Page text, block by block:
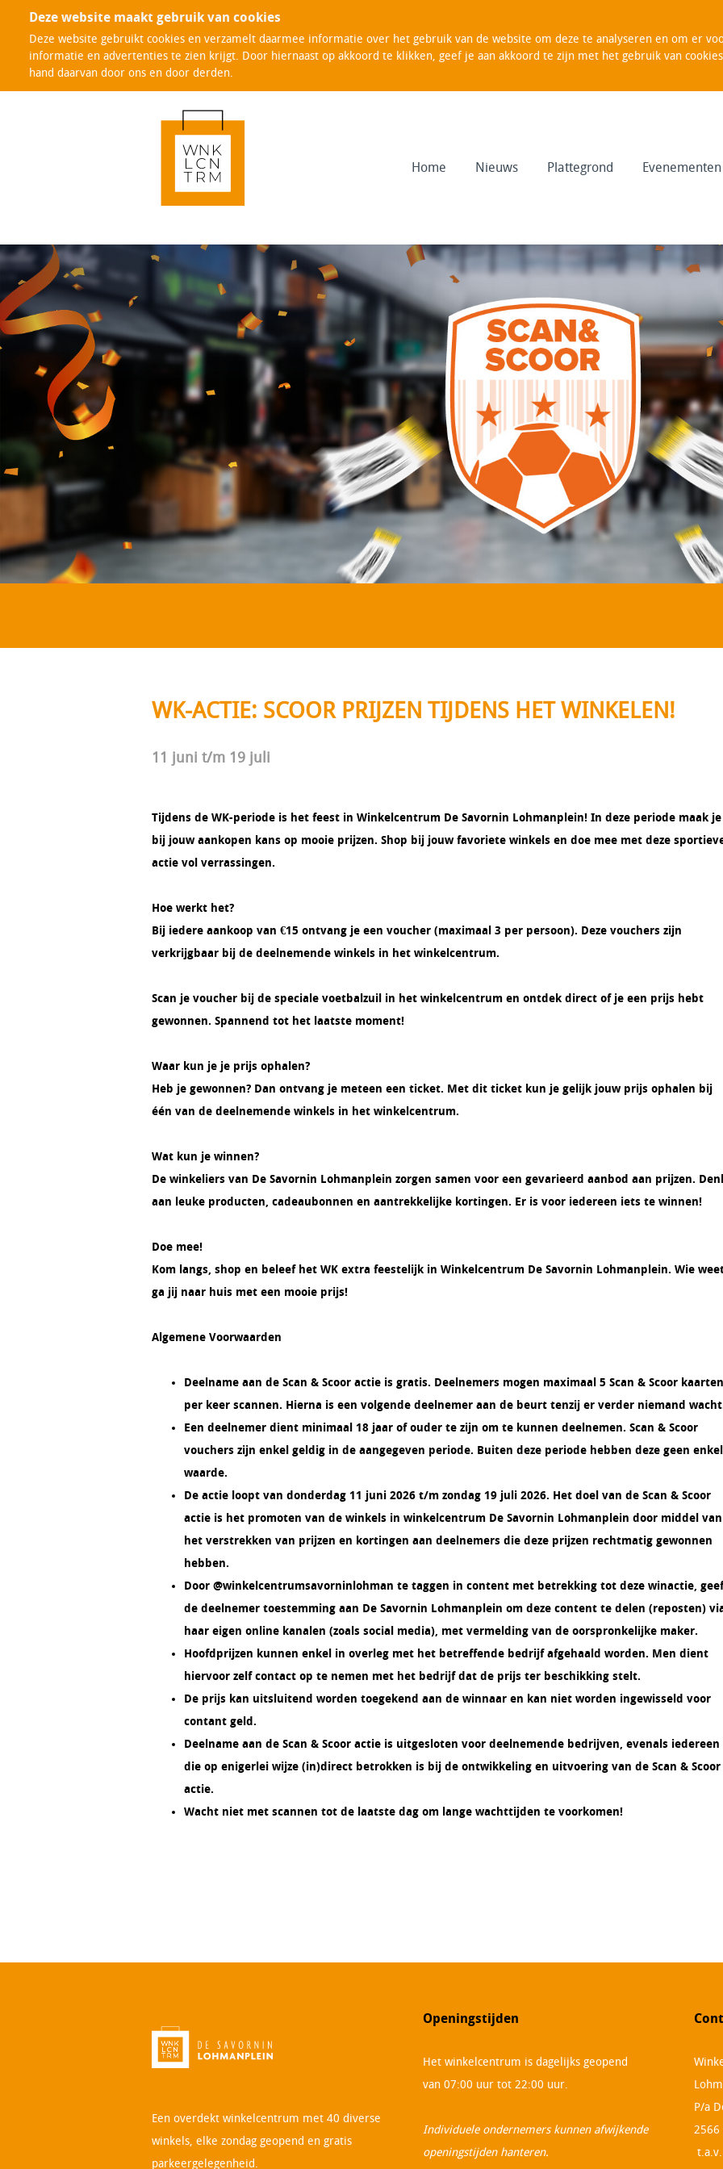
Deze website maakt gebruik van cookies
Deze website gebruikt cookies en verzamelt daarmee informatie over het gebruik van de website om deze te analyseren en om er
informatie en advertenties te zien krijgt. Door hiernaast op akkoord te klikken, geef je aan akkoord te zijn met het gebruik van
hand daarvan door ons en door derden.
Home Nieuws Plattegrond Evenementen
WK-ACTIE: SCOOR PRIJZEN TIJDENS HET WINKELEN!
11 juni t/m 19 juli
Tijdens de WK-periode is het feest in Winkelcentrum De Savornin Lohmanplein! In deze periode maak je
bij jouw aankopen kans op mooie prijzen. Shop bij jouw favoriete winkels en doe mee met deze
actie vol verrassingen.
Hoe werkt het?
Bij iedere aankoop van €15 ontvang je een voucher (maximaal 3 per persoon). Deze vouchers zijn
verkrijgbaar bij de deelnemende winkels in het winkelcentrum.
Scan je voucher bij de speciale voetbalzuil in het winkelcentrum en ontdek direct of je een prijs hebt
gewonnen. Spannend tot het laatste moment!
Waar kun je je prijs ophalen?
Heb je gewonnen? Dan ontvang je meteen een ticket. Met dit ticket kun je gelijk jouw prijs ophalen bij
één van de deelnemende winkels in het winkelcentrum.
Wat kun je winnen?
De winkeliers van De Savornin Lohmanplein zorgen samen voor een gevarieerd aanbod aan prijzen.
aan leuke producten, cadeaubonnen en aantrekkelijke kortingen. Er is voor iedereen iets te winnen!
Doe mee!
Kom langs, shop en beleef het WK extra feestelijk in Winkelcentrum De Savornin Lohmanplein. Wie
ga jij naar huis met een mooie prijs!
Algemene Voorwaarden
Deelname aan de Scan & Scoor actie is gratis. Deelnemers mogen maximaal 5 Scan & Scoor kaarten
per keer scannen. Hierna is een volgende deelnemer aan de beurt tenzij er verder niemand
Een deelnemer dient minimaal 18 jaar of ouder te zijn om te kunnen deelnemen. Scan & Scoor
vouchers zijn enkel geldig in de aangegeven periode. Buiten deze periode hebben deze geen
waarde.
De actie loopt van donderdag 11 juni 2026 t/m zondag 19 juli 2026. Het doel van de Scan & Scoor
actie is het promoten van de winkels in winkelcentrum De Savornin Lohmanplein door middel van
het verstrekken van prijzen en kortingen aan deelnemers die deze prijzen rechtmatig gewonnen
hebben.
Door @winkelcentrumsavorninlohman te taggen in content met betrekking tot deze winactie,
de deelnemer toestemming aan De Savornin Lohmanplein om deze content te delen (reposten)
haar eigen online kanalen (zoals social media), met vermelding van de oorspronkelijke maker.
Hoofdprijzen kunnen enkel in overleg met het betreffende bedrijf afgehaald worden. Men dient
hiervoor zelf contact op te nemen met het bedrijf dat de prijs ter beschikking stelt.
De prijs kan uitsluitend worden toegekend aan de winnaar en kan niet worden ingewisseld voor
contant geld.
Deelname aan de Scan & Scoor actie is uitgesloten voor deelnemende bedrijven, evenals iedereen
die op enigerlei wijze (in)direct betrokken is bij de ontwikkeling en uitvoering van de Scan & Scoor
actie.
Wacht niet met scannen tot de laatste dag om lange wachttijden te voorkomen!
Een overdekt winkelcentrum met 40 diverse
winkels, elke zondag geopend en gratis
parkeergelegenheid.
Openingstijden
Het winkelcentrum is dagelijks geopend
van 07:00 uur tot 22:00 uur.
Individuele ondernemers kunnen afwijkende
openingstijden hanteren.
P/a
2566